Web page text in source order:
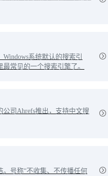
系统默认的搜索引
常见的一个搜索引擎了。
公司Ahrefs推出，支持中文搜
。号称“不收集、不传播任何